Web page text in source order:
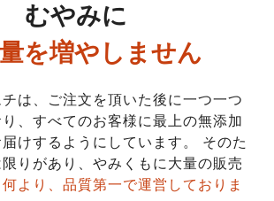
むやみに
を増やしません
は、ご注文を頂いた後に一つ一つ
、すべてのお客様に最上の無添加
けするようにしています。 そのた
りがあり、やみくもに大量の販売
何より、品質第一で運営しておりま